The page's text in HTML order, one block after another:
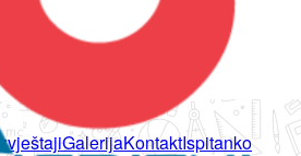
IzvještajiGalerijaKontaktIspitanko